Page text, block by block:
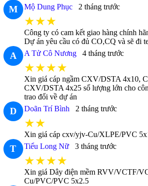
M Mộ Dung Phục 2 tháng trước
★★★
Công ty có cam kết giao hàng chính
Dự án yêu cầu có đủ CO,CQ và sẽ đi
A A Tử Cô Nương 4 tháng trước
★★★★
Xin giá cáp ngầm CXV/DSTA 4x10,
CXV/DSTA 4x25 số lượng lớn cho
trao đổi về dự án
D Doãn Trí Bình 2 tháng trước
★★
Xin giá cáp cxv/yjv-Cu/XLPE/PVC
T Tiểu Long Nữ 3 tháng trước
★★★★
Xin giá Dây điện mềm RVV/VCTF/
Cu/PVC/PVC 5x2.5